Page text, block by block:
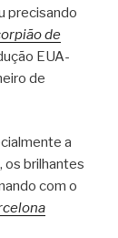
precisando
de
EUA-
de
a
os brilhantes
com o